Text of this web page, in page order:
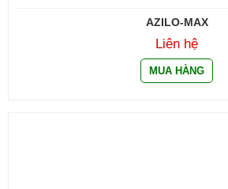
AZILO-MAX
Liên hệ